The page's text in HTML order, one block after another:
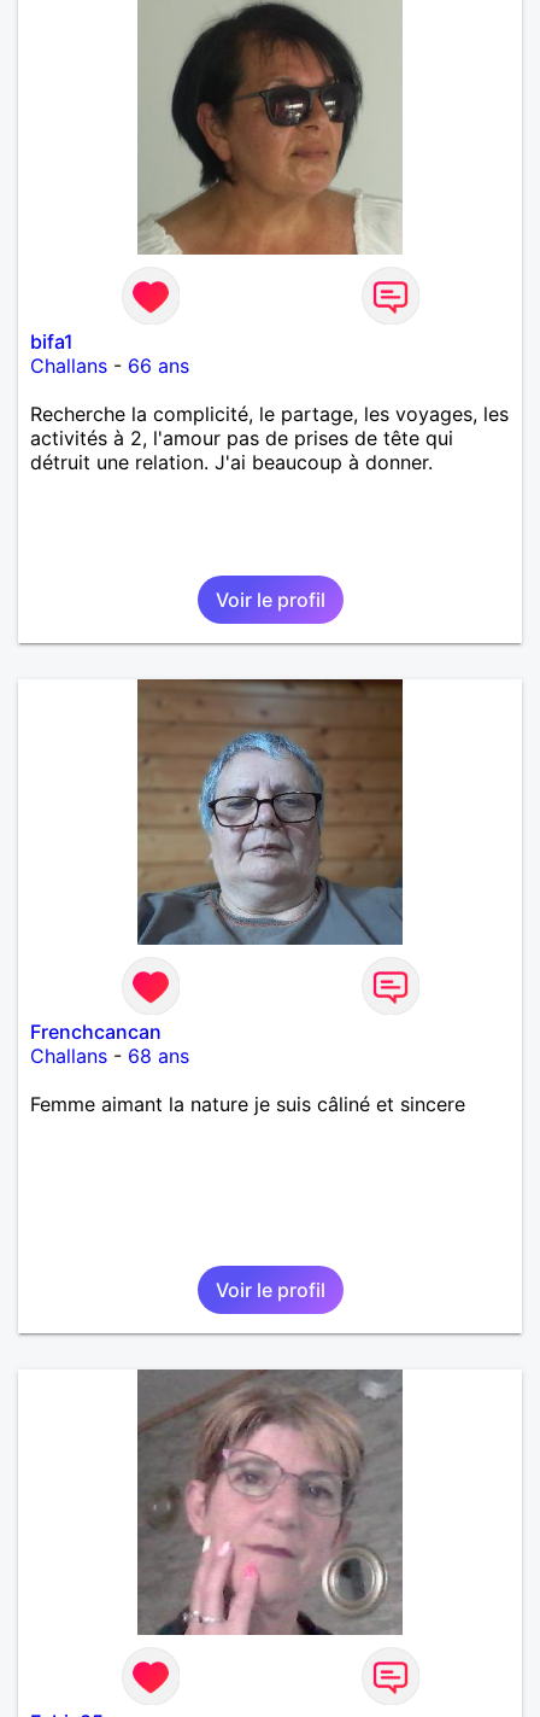
bifa1
Challans - 66 ans
Recherche la complicité, le partage, les voyages, les
activités à 2, l'amour pas de prises de tête qui
détruit une relation. J'ai beaucoup à donner.
Voir le profil
Frenchcancan
Challans - 68 ans
Femme aimant la nature je suis câliné et sincere
Voir le profil